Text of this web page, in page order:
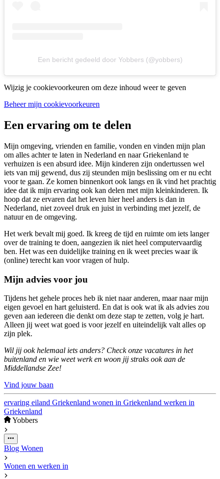
Een bericht gedeeld door Yobbers (@yobbers)
Wijzig je cookievoorkeuren om deze inhoud weer te geven
Beheer mijn cookievoorkeuren
Een ervaring om te delen
Mijn omgeving, vrienden en familie, vonden en vinden mijn plan
om alles achter te laten in Nederland en naar Griekenland te
verhuizen is een absurd idee. Mijn kinderen zijn ondertussen wel
iets van mij gewend, dus zij steunden mijn beslissing om er nu echt
voor te gaan. Ze komen binnenkort ook langs en ik vind het prachtig
idee dat ik mijn ervaring ook kan delen met mijn kleinkinderen. Ik
hoop dat ze ervaren dat het leven hier heel anders is dan in
Nederland, niet zoveel druk en juist in verbinding met jezelf, de
natuur en de omgeving.
Het werk bevalt mij goed. Ik kreeg de tijd en ruimte om iets langer
over de training te doen, aangezien ik niet heel computervaardig
ben. Het was een duidelijke training en ik weet precies waar ik
(online) terecht kan voor vragen of hulp.
Mijn advies voor jou
Tijdens het gehele proces heb ik niet naar anderen, maar naar mijn
eigen gevoel en hart geluisterd. En dat is ook wat ik als advies zou
geven aan iedereen die denkt om deze stap te zetten, volg je hart.
Alleen jij weet wat goed is voor jezelf en uiteindelijk valt alles op
zijn plek.
Wil jij ook helemaal iets anders? Check onze vacatures in het
buitenland en wie weet werk en woon jij straks ook aan de
Middellandse Zee!
Vind jouw baan
ervaring eiland Griekenland wonen in Griekenland werken in
Griekenland
Yobbers
Blog Wonen
Wonen en werken in